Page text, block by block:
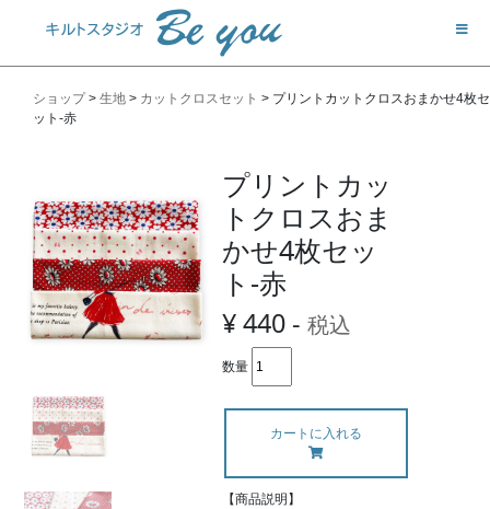
ショップ> 生地 > カットクロスセット > プリントカットクロスおまかせ4枚セ
ット-赤
プリントカッ
トクロスおま
かせ4枚セッ
ト-赤
¥ 440 - 税込
数量
【商品説明】